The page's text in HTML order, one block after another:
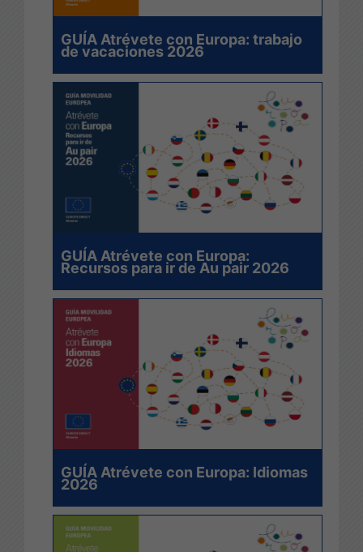
GUÍA Atrévete con Europa: trabajo
de vacaciones 2026
GUÍA Atrévete con Europa:
Recursos para ir de Au pair 2026
GUÍA Atrévete con Europa: Idiomas
2026